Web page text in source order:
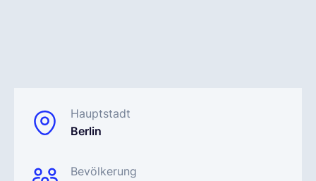
Hauptstadt
Berlin
Bevölkerung